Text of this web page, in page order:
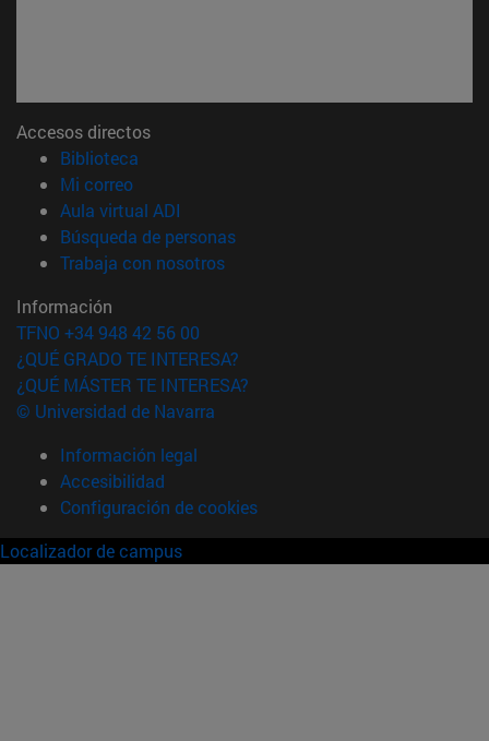
Accesos directos
Biblioteca
Mi correo(abre en nueva ventana)
Aula virtual ADI
Búsqueda de personas(abre en nueva ventana)
Trabaja con nosotros(abre en nueva ventana)
Información
TFNO +34 948 42 56 00
¿QUÉ GRADO TE INTERESA?
¿QUÉ MÁSTER TE INTERESA?
© Universidad de Navarra
Información legal
Accesibilidad
Configuración de cookies
Localizador de campus